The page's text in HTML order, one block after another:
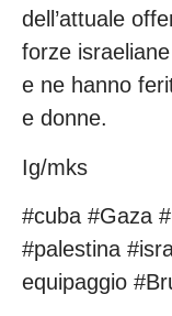
dell’attuale
forze
e ne hanno
e donne.
Ig/mks
#cuba #Gaza
#palestina
equipaggio